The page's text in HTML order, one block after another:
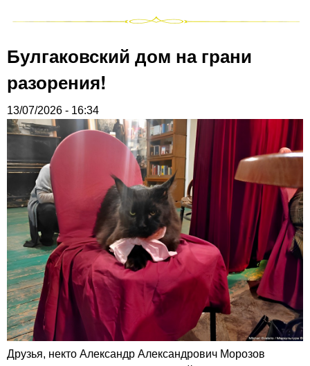
Булгаковский дом на грани
разорения!
13/07/2026 - 16:34
Друзья, некто Александр Александрович Морозов